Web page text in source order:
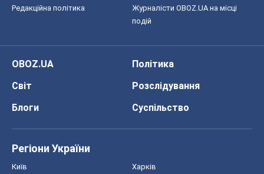
Редакційна політика
Журналісти OBOZ.UA на місці
подій
OBOZ.UA
Політика
Світ
Розслідування
Блоги
Суспільство
Регіони України
Київ Харків